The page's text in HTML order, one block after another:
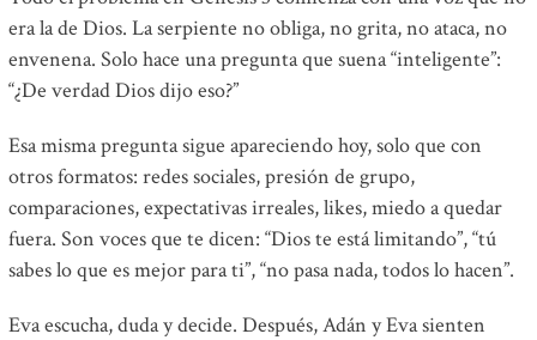
era la de Dios. La serpiente no obliga, no grita, no ataca, no
envenena. Solo hace una pregunta que suena “inteligente”:
“¿De verdad Dios dijo eso?”
Esa misma pregunta sigue apareciendo hoy, solo que con
otros formatos: redes sociales, presión de grupo,
comparaciones, expectativas irreales, likes, miedo a quedar
fuera. Son voces que te dicen: “Dios te está limitando”, “tú
sabes lo que es mejor para ti”, “no pasa nada, todos lo hacen”.
Eva escucha, duda y decide. Después, Adán y Eva sienten